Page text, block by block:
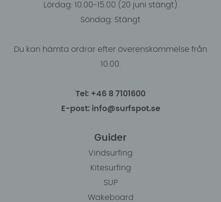
Lördag: 10.00-15.00 (20 juni stängt)
Söndag: Stängt
Du kan hämta ordrar efter överenskommelse från
10.00.
Tel: +46 8 7101600
E-post: info@surfspot.se
Guider
Vindsurfing
Kitesurfing
SUP
Wakeboard